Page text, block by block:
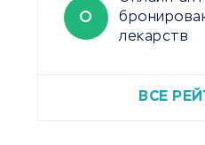
О
лекарств
ВСЕ